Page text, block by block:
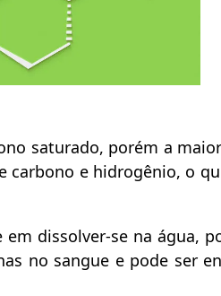
saturado, porém a
carbono e hidrogênio, o
dissolver-se na água,
no sangue e pode ser